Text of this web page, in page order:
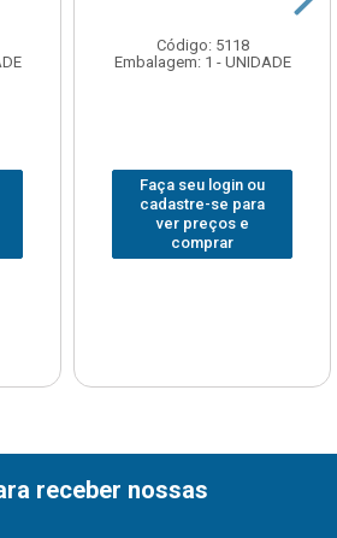
Código: 5118
Embalagem: 1 - UNIDADE
Faça seu login ou
cadastre-se para
ver preços e
comprar
receber nossas